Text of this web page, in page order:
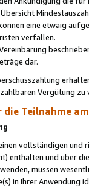
eine etwaig
verfallen.
dar.
Vergütung zu
Teilnahme
vollständigen
enthalten und über
müssen
in Ihrer Anwendung